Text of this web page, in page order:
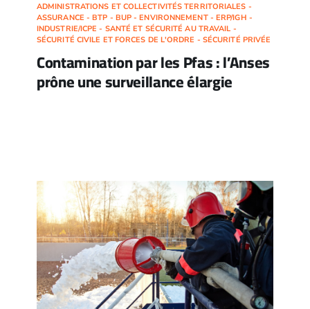
ADMINISTRATIONS ET COLLECTIVITÉS TERRITORIALES -
ASSURANCE - BTP - BUP - ENVIRONNEMENT - ERP/IGH -
INDUSTRIE/ICPE - SANTÉ ET SÉCURITÉ AU TRAVAIL -
SÉCURITÉ CIVILE ET FORCES DE L'ORDRE - SÉCURITÉ PRIVÉE
Contamination par les Pfas : l’Anses
prône une surveillance élargie